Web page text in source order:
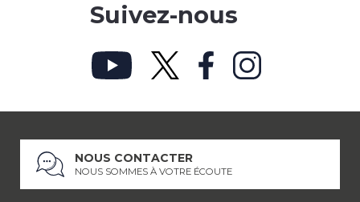
Suivez-nous
NOUS CONTACTER
NOUS SOMMES À VOTRE ÉCOUTE